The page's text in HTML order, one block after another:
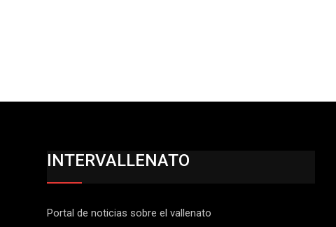
INTERVALLENATO
Portal de noticias sobre el vallenato